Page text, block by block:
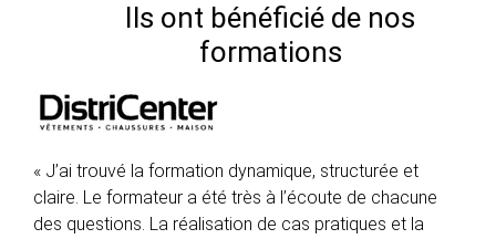
Ils ont bénéficié de nos
formations
« J’ai trouvé la formation dynamique, structurée et
claire. Le formateur a été très à l’écoute de chacune
des questions. La réalisation de cas pratiques et la